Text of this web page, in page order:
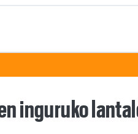
inguruko